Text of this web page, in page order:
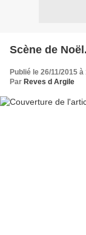
Scène de
Publié le 26/11/2015 à
Par Reves d Argile